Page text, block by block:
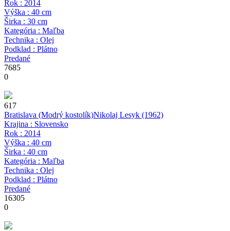
Rok : 2014
Výška : 40 cm
Širka : 30 cm
Kategória : Maľba
Technika : Olej
Podklad : Plátno
Predané
7685
0
617
Bratislava (Modrý kostolík)Nikolaj Lesyk (1962)
Krajina : Slovensko
Rok : 2014
Výška : 40 cm
Širka : 40 cm
Kategória : Maľba
Technika : Olej
Podklad : Plátno
Predané
16305
0